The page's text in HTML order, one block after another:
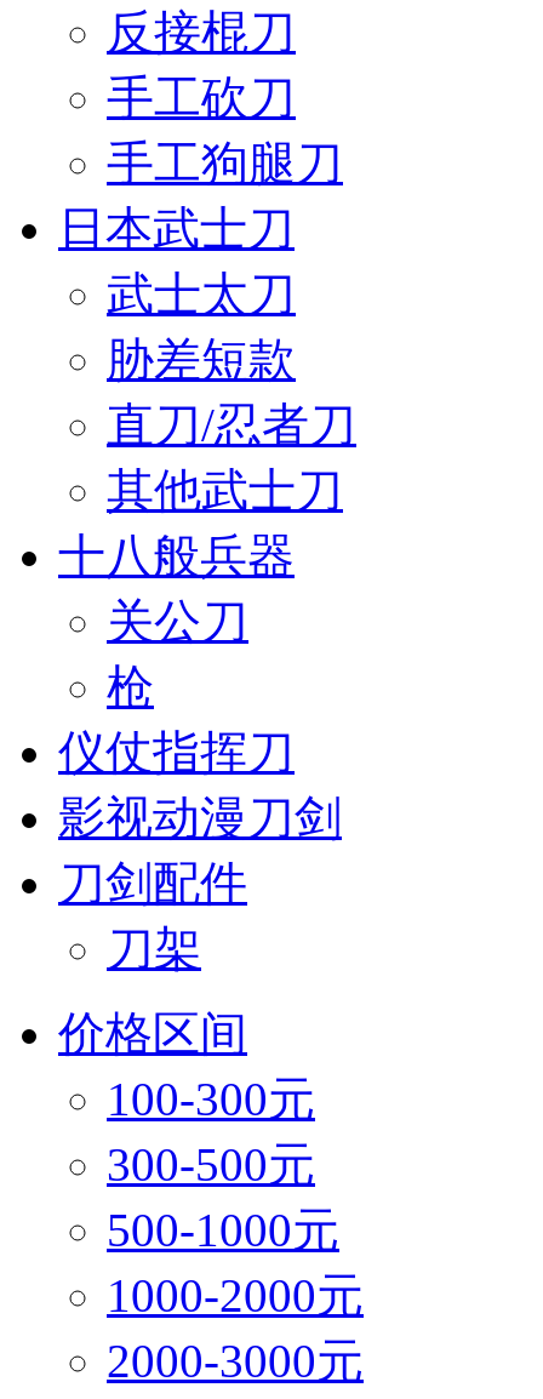
反接棍刀
手工砍刀
手工狗腿刀
日本武士刀
武士太刀
胁差短款
直刀/忍者刀
其他武士刀
十八般兵器
关公刀
枪
仪仗指挥刀
影视动漫刀剑
刀剑配件
刀架
价格区间
100-300元
300-500元
500-1000元
1000-2000元
2000-3000元